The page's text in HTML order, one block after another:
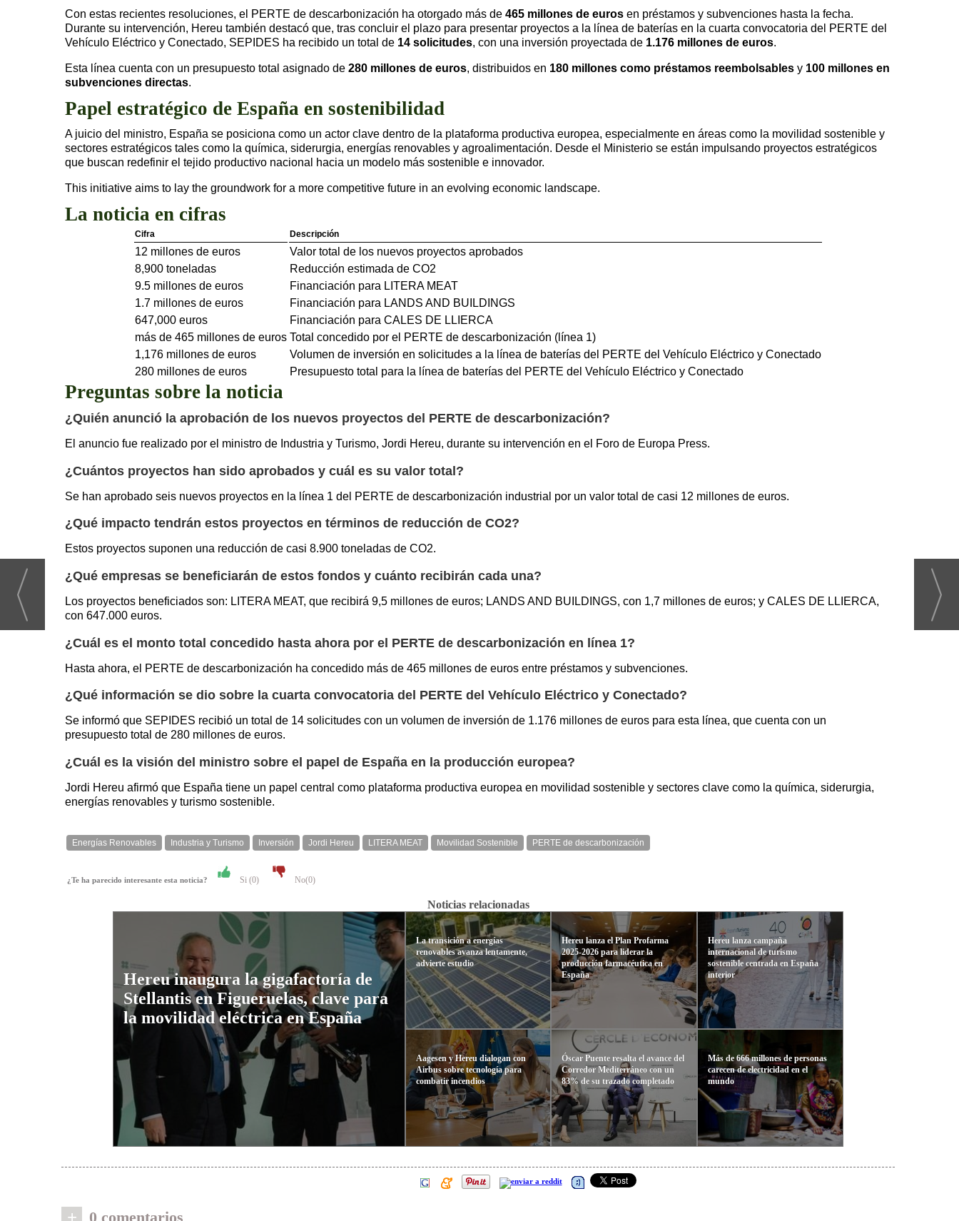
Con estas recientes resoluciones, el PERTE de descarbonización ha otorgado más de 465 millones de euros en préstamos y subvenciones hasta la fecha.
Durante su intervención, Hereu también destacó que, tras concluir el plazo para presentar proyectos a la línea de baterías en la cuarta convocatoria del PERTE del
Vehículo Eléctrico y Conectado, SEPIDES ha recibido un total de 14 solicitudes, con una inversión proyectada de 1.176 millones de euros.
Esta línea cuenta con un presupuesto total asignado de 280 millones de euros, distribuidos en 180 millones como préstamos reembolsables y 100 millones en
subvenciones directas.
Papel estratégico de España en sostenibilidad
A juicio del ministro, España se posiciona como un actor clave dentro de la plataforma productiva europea, especialmente en áreas como la movilidad sostenible y
sectores estratégicos tales como la química, siderurgia, energías renovables y agroalimentación. Desde el Ministerio se están impulsando proyectos estratégicos
que buscan redefinir el tejido productivo nacional hacia un modelo más sostenible e innovador.
This initiative aims to lay the groundwork for a more competitive future in an evolving economic landscape.
La noticia en cifras
Cifra Descripción
12 millones de euros
Valor total de los nuevos proyectos aprobados
8,900 toneladas
Reducción estimada de CO2
9.5 millones de euros
Financiación para LITERA MEAT
1.7 millones de euros
Financiación para LANDS AND BUILDINGS
647,000 euros
Financiación para CALES DE LLIERCA
más de 465 millones de euros Total concedido por el PERTE de descarbonización (línea 1)
1,176 millones de euros
Volumen de inversión en solicitudes a la línea de baterías del PERTE del Vehículo Eléctrico y Conectado
280 millones de euros
Presupuesto total para la línea de baterías del PERTE del Vehículo Eléctrico y Conectado
Preguntas sobre la noticia
¿Quién anunció la aprobación de los nuevos proyectos del PERTE de descarbonización?
El anuncio fue realizado por el ministro de Industria y Turismo, Jordi Hereu, durante su intervención en el Foro de Europa Press.
¿Cuántos proyectos han sido aprobados y cuál es su valor total?
Se han aprobado seis nuevos proyectos en la línea 1 del PERTE de descarbonización industrial por un valor total de casi 12 millones de euros.
¿Qué impacto tendrán estos proyectos en términos de reducción de CO2?
Estos proyectos suponen una reducción de casi 8.900 toneladas de CO2.
¿Qué empresas se beneficiarán de estos fondos y cuánto recibirán cada una?
Los proyectos beneficiados son: LITERA MEAT, que recibirá 9,5 millones de euros; LANDS AND BUILDINGS, con 1,7 millones de euros; y CALES DE LLIERCA,
con 647.000 euros.
¿Cuál es el monto total concedido hasta ahora por el PERTE de descarbonización en línea 1?
Hasta ahora, el PERTE de descarbonización ha concedido más de 465 millones de euros entre préstamos y subvenciones.
¿Qué información se dio sobre la cuarta convocatoria del PERTE del Vehículo Eléctrico y Conectado?
Se informó que SEPIDES recibió un total de 14 solicitudes con un volumen de inversión de 1.176 millones de euros para esta línea, que cuenta con un
presupuesto total de 280 millones de euros.
¿Cuál es la visión del ministro sobre el papel de España en la producción europea?
Jordi Hereu afirmó que España tiene un papel central como plataforma productiva europea en movilidad sostenible y sectores clave como la química, siderurgia,
energías renovables y turismo sostenible.
Energías Renovables Industria y Turismo Inversión Jordi Hereu LITERA MEAT Movilidad Sostenible PERTE de descarbonización
¿Te ha parecido interesante esta noticia? Si (0) No(0)
Noticias relacionadas
Hereu inaugura la gigafactoría de
Stellantis en Figueruelas, clave para
la movilidad eléctrica en España
La transición a energías
renovables avanza lentamente,
advierte estudio
Aagesen y Hereu dialogan con
Airbus sobre tecnología para
combatir incendios
Hereu lanza el Plan Profarma
2025-2026 para liderar la
producción farmacéutica en
España
Óscar Puente resalta el avance del
Corredor Mediterráneo con un
83% de su trazado completado
Hereu lanza campaña
internacional de turismo
sostenible centrada en España
interior
Más de 666 millones de personas
carecen de electricidad en el
mundo
+ 0 comentarios